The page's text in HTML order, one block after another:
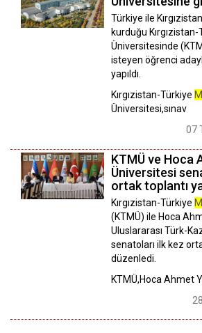
Türkiye ile
kurduğu Kırgızistan-
Üniversitesinde
isteyen öğrenci
yapıldı.
Kırgızistan-Türkiye
Üniversitesi,sınav
07
KTMÜ ve Hoca
Üniversitesi
ortak toplantı
Kırgızistan-Türkiye
(KTMÜ) ile Hoca
Uluslararası Türk-
senatoları ilk kez
düzenledi.
KTMÜ,Hoca Ahmet